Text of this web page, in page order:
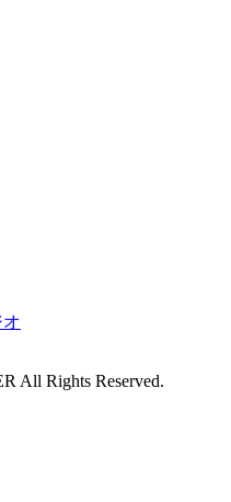
All Rights Reserved.